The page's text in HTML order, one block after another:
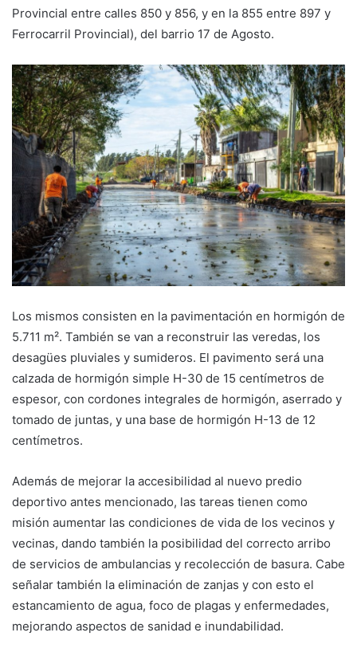
Provincial entre calles 850 y 856, y en la 855 entre 897 y
Ferrocarril Provincial), del barrio 17 de Agosto.
Los mismos consisten en la pavimentación en hormigón de
5.711 m². También se van a reconstruir las veredas, los
desagües pluviales y sumideros. El pavimento será una
calzada de hormigón simple H-30 de 15 centímetros de
espesor, con cordones integrales de hormigón, aserrado y
tomado de juntas, y una base de hormigón H-13 de 12
centímetros.
Además de mejorar la accesibilidad al nuevo predio
deportivo antes mencionado, las tareas tienen como
misión aumentar las condiciones de vida de los vecinos y
vecinas, dando también la posibilidad del correcto arribo
de servicios de ambulancias y recolección de basura. Cabe
señalar también la eliminación de zanjas y con esto el
estancamiento de agua, foco de plagas y enfermedades,
mejorando aspectos de sanidad e inundabilidad.